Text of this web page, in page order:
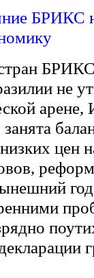
БРИКС
не
цен
год